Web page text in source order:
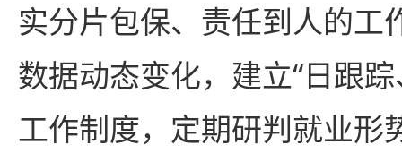
实分片包保、责任到人的工
数据动态变化，建立“日跟
工作制度，定期研判就业形